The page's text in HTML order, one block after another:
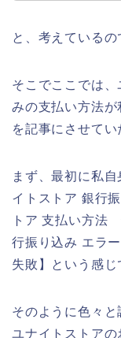
と、考えている
そこでここでは
みの支払い方法
を記事にさせてい
まず、最初に私
イトストア 銀行
トア 支払い方法
行振り込み エラ
失敗】という感じ
そのように色々と
ユナイトストア